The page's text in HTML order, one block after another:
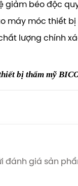
giảm béo độc
máy móc thiết
lượng chính
bị thẩm mỹ
đánh giá sản